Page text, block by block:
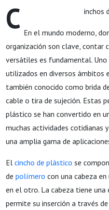
C inchos
En el mundo moderno,
organización son clave, contar
versátiles es fundamental.
utilizados en diversos ámbitos
también conocido como brida
cable o tira de sujeción. Estas
plástico se han convertido en
muchas actividades cotidianas
una amplia gama de
El cincho de plástico se
de polímero con una cabeza
en el otro. La cabeza tiene
permite su inserción a través